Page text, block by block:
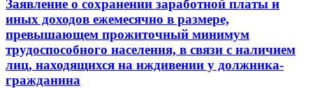
Заявление о сохранении заработной платы и
иных доходов ежемесячно в размере,
превышающем прожиточный минимум
трудоспособного населения, в связи с наличием
лиц, находящихся на иждивении у должника-
гражданина